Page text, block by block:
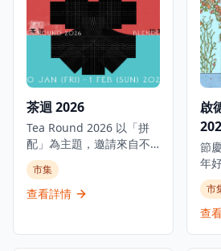
茶迴 2026
Tea Round 2026 以「拼
配」為主題，邀請來自不
同地區、世代與理念的茶
藝師、愛好者齊聚一堂，
共同拼配出香港茶文化的
市集
查看詳情
啟
節
年
濱
住
貨
市
查